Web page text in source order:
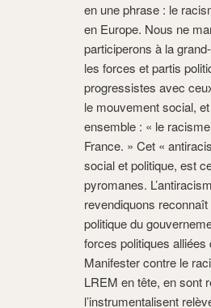
en une phrase : le
en Europe. Nous ne
participerons à la
les forces et partis
progressistes avec
le mouvement social,
ensemble : « le
France. » Cet «
social et politique, est
pyromanes.
revendiquons
politique du
forces politiques
Manifester contre le
LREM en tête, en sont
l’instrumentalisent